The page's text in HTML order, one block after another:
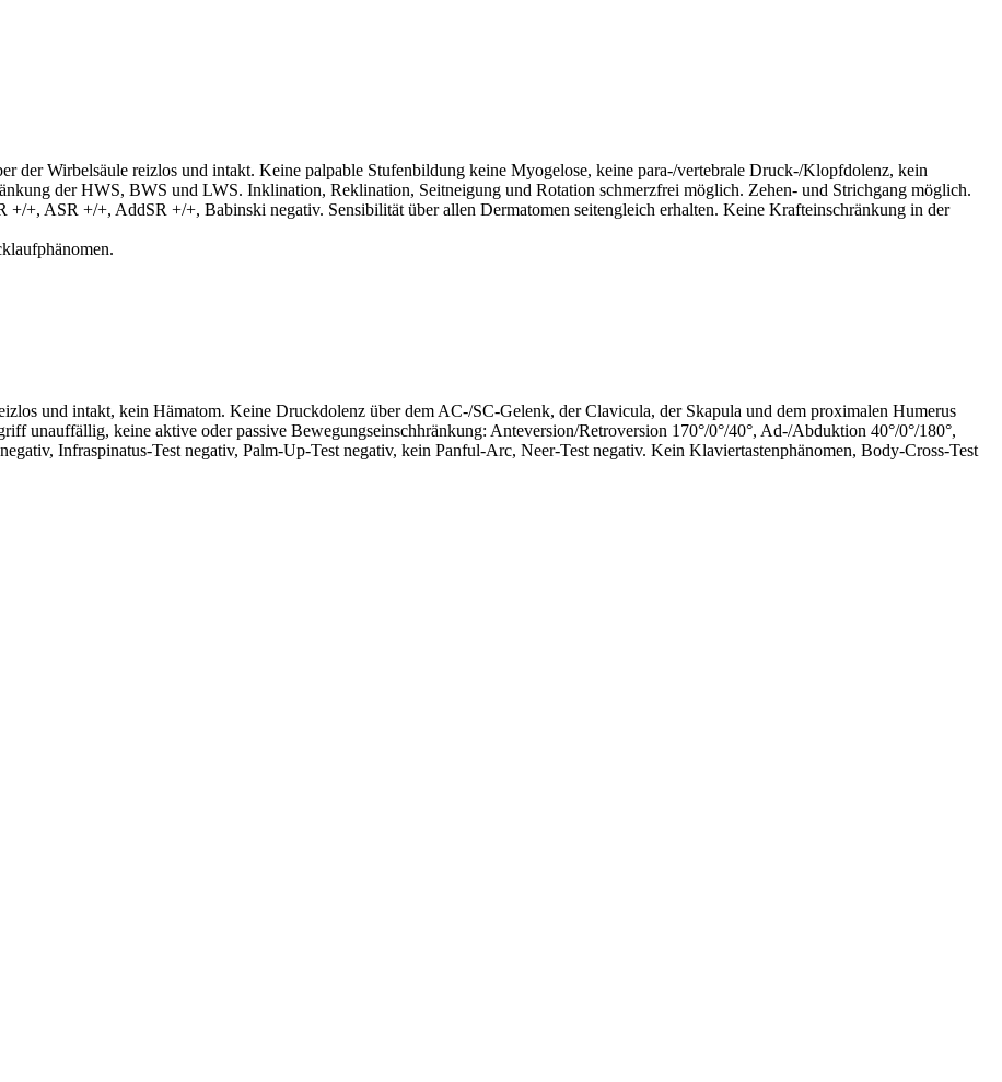
der Wirbelsäule reizlos und intakt. Keine palpable Stufenbildung keine Myogelose, keine para-/vertebrale Druck-/Klopfdolenz, kein
der HWS, BWS und LWS. Inklination, Reklination, Seitneigung und Rotation schmerzfrei möglich. Zehen- und Strichgang möglich.
+/+, ASR +/+, AddSR +/+, Babinski negativ. Sensibilität über allen Dermatomen seitengleich erhalten. Keine Krafteinschränkung in der
und intakt, kein Hämatom. Keine Druckdolenz über dem AC-/SC-Gelenk, der Clavicula, der Skapula und dem proximalen Humerus
unauffällig, keine aktive oder passive Bewegungseinschhränkung: Anteversion/Retroversion 170°/0°/40°, Ad-/Abduktion 40°/0°/180°,
Infraspinatus-Test negativ, Palm-Up-Test negativ, kein Panful-Arc, Neer-Test negativ. Kein Klaviertastenphänomen, Body-Cross-Test